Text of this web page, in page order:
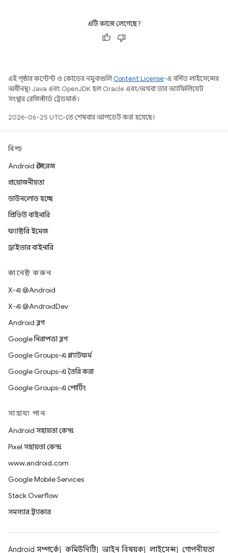
এটি কাজে লেগেছে?
এই পৃষ্ঠার কন্টেন্ট ও কোডের নমুনাগুলিContent License-এ বর্ণিত লাইসেন্সের
অধীনস্থ। Java এবং OpenJDK হল Oracle এবং/অথবা তার অ্যাফিলিয়েট
সংস্থার রেজিস্টার্ড ট্রেডমার্ক।
2026-06-25 UTC-তে শেষবার আপডেট করা হয়েছে।
বিল্ড
Android স্টোরেজ
প্রয়োজনীয়তা
ডাউনলোড হচ্ছে
প্রিভিউ বাইনারি
ফ্যাক্টরি ইমেজ
ড্রাইভার বাইনারি
কানেক্ট করুন
X-এ @Android
X-এ @AndroidDev
Android ব্লগ
Google নিরাপত্তা ব্লগ
Google Groups-এ প্ল্যাটফর্ম
Google Groups-এ তৈরি করা
Google Groups-এ পোর্টিং
সাহায্য পান
Android সহায়তা কেন্দ্র
Pixel সহায়তা কেন্দ্র
www.android.com
Google Mobile Services
Stack Overflow
সমস্যার ট্র্যাকার
Android সম্পর্কে কমিউনিটি আইন বিষয়ক লাইসেন্স গোপনীয়তা